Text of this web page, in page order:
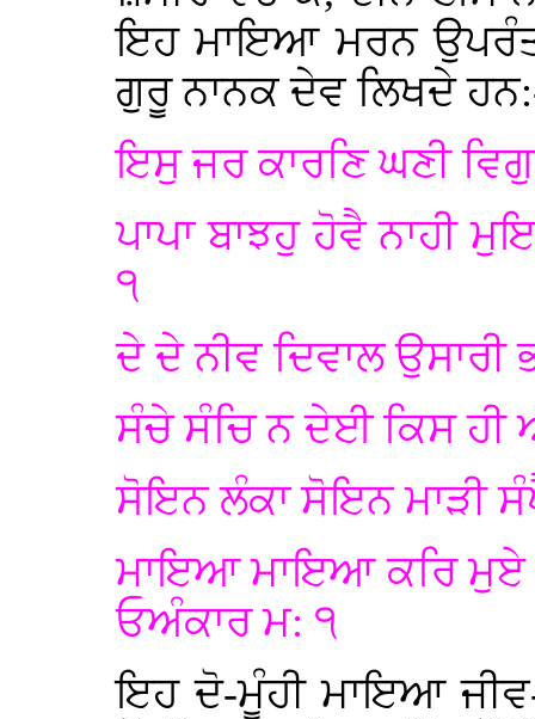
ਇਹ ਮਾਇਆ ਮਰਨ ਉਪਰੰਤ
ਗੁਰੂ ਨਾਨਕ ਦੇਵ ਲਿਖਦੇ
ਇਸੁ ਜਰ ਕਾਰਣਿ ਘਣੀ
ਪਾਪਾ ਬਾਝਹੁ ਹੋਵੈ ਨਾਹੀ
੧
ਦੇ ਦੇ ਨੀਵ ਦਿਵਾਲ
ਸੰਚੇ ਸੰਚਿ ਨ ਦੇਈ ਕਿਸ ਹੀ
ਸੋਇਨ ਲੰਕਾ ਸੋਇਨ ਮਾੜੀ
ਮਾਇਆ ਮਾਇਆ ਕਰਿ ਮੁਏ
ਓਅੰਕਾਰ ਮ: ੧
ਇਹ ਦੋ-ਮੂੰਹੀ ਮਾਇਆ